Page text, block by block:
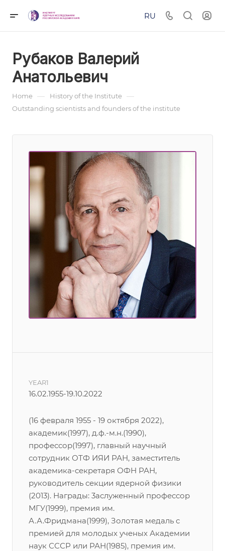
RU
Рубаков Валерий
Анатольевич
Home — History of the Institute —
Outstanding scientists and founders of the institute
YEAR1
16.02.1955-19.10.2022
(16 февраля 1955 - 19 октября 2022),
академик(1997), д.ф.-м.н.(1990),
профессор(1997), главный научный
сотрудник ОТФ ИЯИ РАН, заместитель
академика-секретаря ОФН РАН,
руководитель секции ядерной физики
(2013). Награды: 3аслуженный профессор
МГУ(1999), премия им.
А.А.Фридмана(1999), Золотая медаль с
премией для молодых ученых Академии
наук СССР или РАН(1985), премия им.